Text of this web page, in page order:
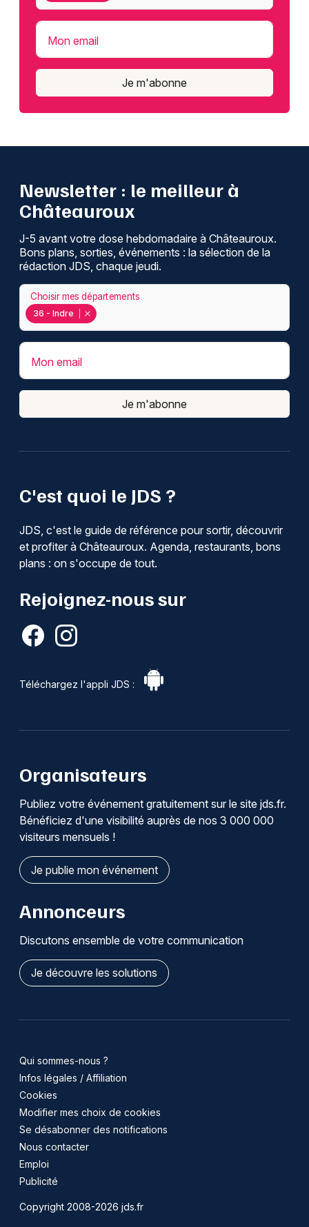
Mon email
Je m'abonne
C'est quoi le JDS ?
JDS, c'est le guide de référence pour sortir, découvrir
et profiter à Châteauroux. Agenda, restaurants, bons
plans : on s'occupe de tout.
Rejoignez-nous sur
Téléchargez l'appli JDS :
Newsletter : le meilleur à
Châteauroux
J-5 avant votre dose hebdomadaire à Châteauroux.
Bons plans, sorties, événements : la sélection de la
rédaction JDS, chaque jeudi.
36 - Indre
Choisir mes départements
Mon email
Je m'abonne
Organisateurs
Publiez votre événement gratuitement sur le site jds.fr.
Bénéficiez d'une visibilité auprès de nos 3 000 000
visiteurs mensuels !
Je publie mon événement
Annonceurs
Discutons ensemble de votre communication
Je découvre les solutions
Qui sommes-nous ?
Infos légales / Affiliation
Cookies
Modifier mes choix de cookies
Se désabonner des notifications
Nous contacter
Emploi
Publicité
Copyright 2008-2026 jds.fr